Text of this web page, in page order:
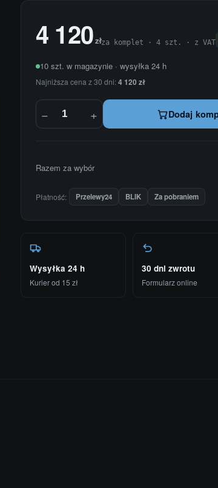
4 120złza komplet · 4 szt. · z VAT
10 szt. w magazynie · wysyłka 24 h
Najniższa cena z 30 dni:4 120 zł
− + Dodaj
Razem za wybór
Płatność: Przelewy24 BLIK Za pobraniem
Wysyłka 24 h
Kurier od 15 zł
30 dni zwrotu
Formularz online